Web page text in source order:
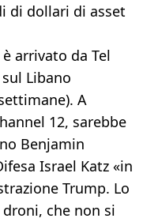
di dollari di asset
arrivato da Tel
Libano
A
12, sarebbe
Benjamin
Israel Katz «in
Trump. Lo
che non si